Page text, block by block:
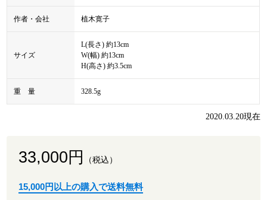
作者・会社 植木寛子
サイズ
L(長さ) 約13cm
W(幅) 約13cm
H(高さ) 約3.5cm
重 量 328.5g
2020.03.20現在
33,000円 （税込）
15,000円以上の購入で送料無料